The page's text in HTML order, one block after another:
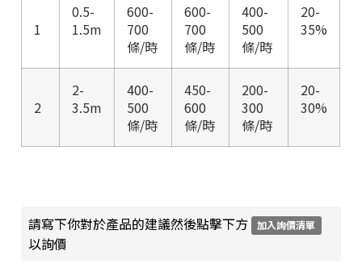
1
0.5-
1.5m
600-
700
條/時
600-
700
條/時
400-
500
條/時
20-
35%
2
2-
3.5m
400-
500
條/時
450-
600
條/時
200-
300
條/時
20-
30%
請寫下你對於產品的建議然後點擊下方 加入詢價清單
以詢價